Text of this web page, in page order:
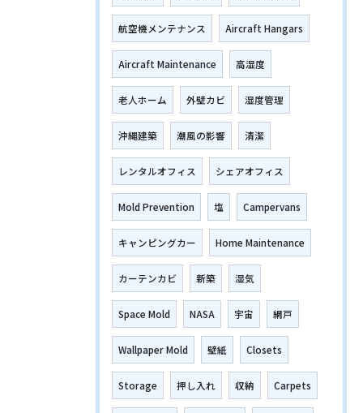
航空機メンテナンス Aircraft Hangars
Aircraft Maintenance 高湿度
老人ホーム 外壁カビ 湿度管理
沖縄建築 潮風の影響 清潔
レンタルオフィス シェアオフィス
Mold Prevention 塩 Campervans
キャンピングカー Home Maintenance
カーテンカビ 新築 湿気
Space Mold NASA 宇宙 網戸
Wallpaper Mold 壁紙 Closets
Storage 押し入れ 収納 Carpets